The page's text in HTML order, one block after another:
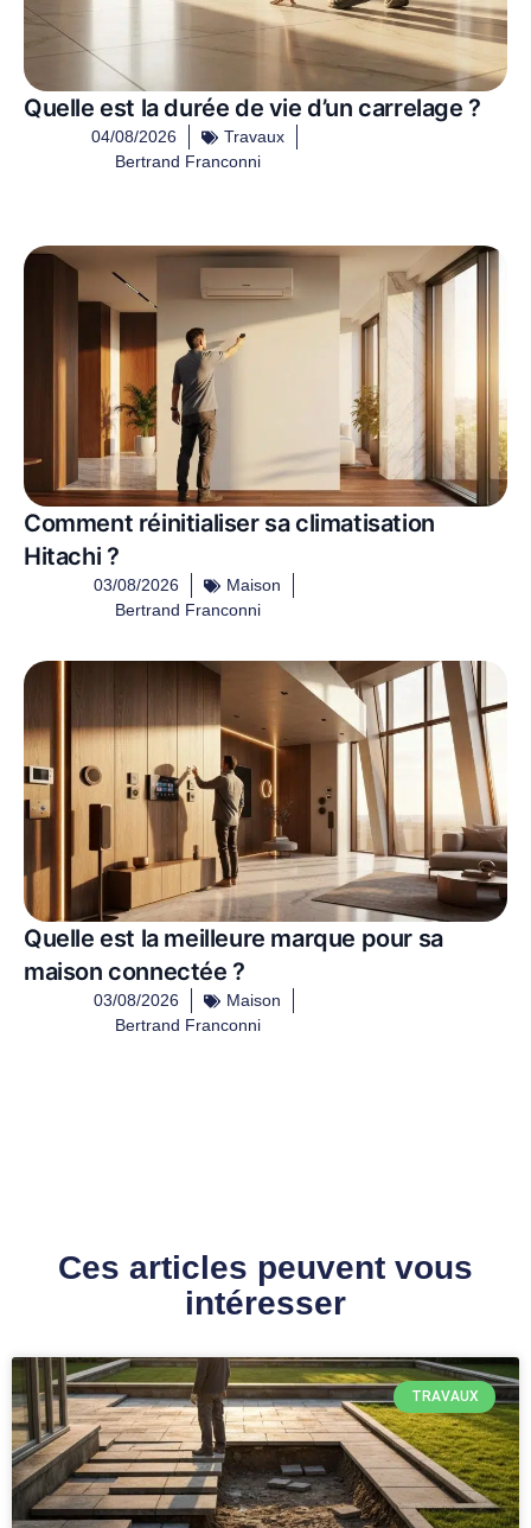
Quelle est la durée de vie d’un carrelage ?
04/08/2026
Travaux
Bertrand Franconni
Comment réinitialiser sa climatisation
Hitachi ?
03/08/2026
Maison
Bertrand Franconni
Quelle est la meilleure marque pour sa
maison connectée ?
03/08/2026
Maison
Bertrand Franconni
Ces articles peuvent vous
intéresser
TRAVAUX